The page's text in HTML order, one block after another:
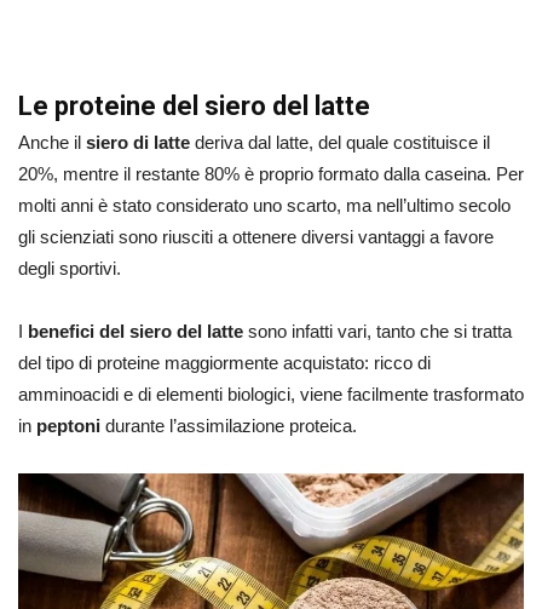
Le proteine del siero del latte
Anche il siero di latte deriva dal latte, del quale costituisce il
20%, mentre il restante 80% è proprio formato dalla caseina. Per
molti anni è stato considerato uno scarto, ma nell’ultimo secolo
gli scienziati sono riusciti a ottenere diversi vantaggi a favore
degli sportivi.
I benefici del siero del latte sono infatti vari, tanto che si tratta
del tipo di proteine maggiormente acquistato: ricco di
amminoacidi e di elementi biologici, viene facilmente trasformato
in peptoni durante l’assimilazione proteica.